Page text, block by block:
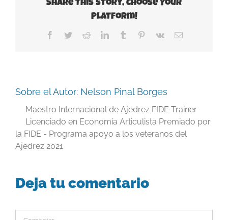
Share This Story, Choose Your
Platform!
Facebook
TwitterRedditLinkedInTumblr Pinterest
Vk
Correo
Sobre el Autor: Nelson Pinal Borges
Maestro Internacional de Ajedrez FIDE Trainer
Licenciado en Economía Articulista Premiado por
la FIDE - Programa apoyo a los veteranos del
Ajedrez 2021
Deja tu comentario